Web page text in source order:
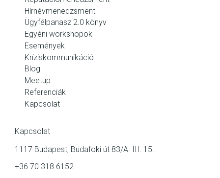
Hírnévmenedzsment
Ügyfélpanasz 2.0 könyv
Egyéni workshopok
Események
Kríziskommunikáció
Blog
Meetup
Referenciák
Kapcsolat
Kapcsolat
1117 Budapest, Budafoki út 83/A. III. 15.
+36 70 318 6152